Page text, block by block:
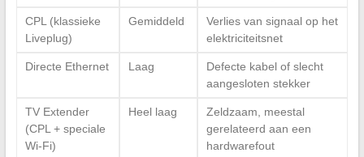
CPL (klassieke
Liveplug)
Gemiddeld
Verlies van signaal op het
elektriciteitsnet
Directe Ethernet Laag
Defecte kabel of slecht
aangesloten stekker
TV Extender
(CPL + speciale
Wi-Fi)
Heel laag
Zeldzaam, meestal
gerelateerd aan een
hardwarefout